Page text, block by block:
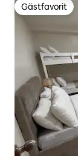
Gästfavorit
Gästfavorit